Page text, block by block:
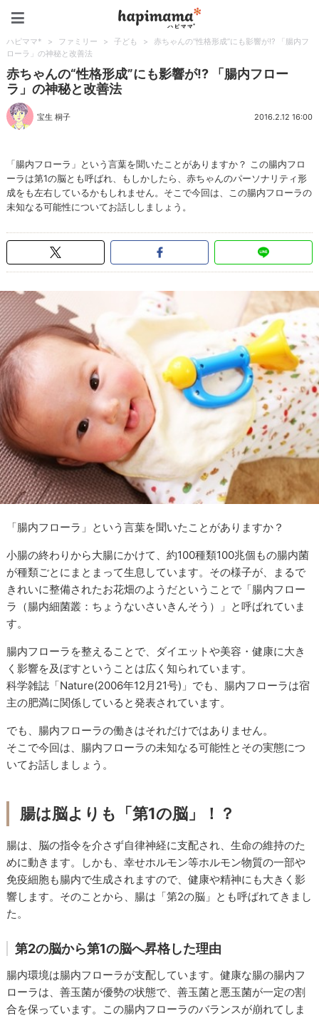
ハピママ* > ファミリー > 子ども >
赤ちゃんの“性格形成”にも影響が!? 「腸内フ
ローラ」の神秘と改善法
赤ちゃんの“性格形成”にも影響が!? 「腸内フロー
ラ」の神秘と改善法
宝生 桐子 2016.2.12 16:00
「腸内フローラ」という言葉を聞いたことがありますか？ この腸内フロ
ーラは第1の脳とも呼ばれ、もしかしたら、赤ちゃんのパーソナリティ形
成をも左右しているかもしれません。そこで今回は、この腸内フローラの
未知なる可能性についてお話ししましょう。
「腸内フローラ」という言葉を聞いたことがありますか？
小腸の終わりから大腸にかけて、約100種類100兆個もの腸内菌
が種類ごとにまとまって生息しています。その様子が、まるで
きれいに整備されたお花畑のようだということで「腸内フロー
ラ（腸内細菌叢：ちょうないさいきんそう）」と呼ばれていま
す。
腸内フローラを整えることで、ダイエットや美容・健康に大き
く影響を及ぼすということは広く知られています。
科学雑誌「Nature(2006年12月21号)」でも、 腸内フローラは宿
主の肥満に関係していると発表されています。
でも、腸内フローラの働きはそれだけではありません。
そこで今回は、腸内フローラの未知なる可能性とその実態につ
いてお話しましょう。
腸は脳よりも「第1の脳」！？
腸は、脳の指令を介さず自律神経に支配され、生命の維持のた
めに動きます。しかも、幸せホルモン等ホルモン物質の一部や
免疫細胞も腸内で生成されますので、健康や精神にも大きく影
響します。そのことから、腸は「第2の脳」とも呼ばれてきまし
た。
第2の脳から第1の脳へ昇格した理由
腸内環境は腸内フローラが支配しています。健康な腸の腸内フ
ローラは、善玉菌が優勢の状態で、善玉菌と悪玉菌が一定の割
合を保っています。この腸内フローラのバランスが崩れてしま